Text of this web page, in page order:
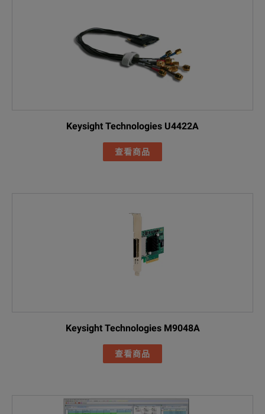
Keysight Technologies U4422A
查看商品
Keysight Technologies M9048A
查看商品